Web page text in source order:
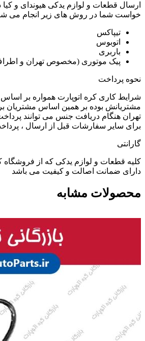
ارسال قطعات و لوازم یدکی هیوندای و کیا
خواست شما در روش های زیر انجام می
تیپاکس
اتوبوس
باربری
پیک موتوری (مخصوص تهران و
نحوه پرداخت
شرایط کاری کره اتوپارت همواره بر اساس
مشتریانش بوده بر همین اساس مشتریان
تهران هنگام دریافت جنس می توانند
برای سایر سفارشات قبل از ارسال ،
گارانتی
کلیه قطعات و لوازم یدکی که از فروشگاه
دارای ضمانت اصالت و کیفیت می باشد
محصولات مشابه